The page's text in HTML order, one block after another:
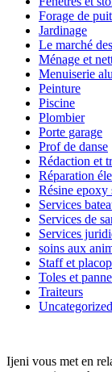
Forage de
Jardinage
Le marché
Ménage et
Menuiserie
Peinture
Piscine
Plombier
Porte garage
Prof de danse
Rédaction et
Réparation
Résine epoxy
Services
Services de
Services
soins aux
Staff et
Toles et
Traiteurs
Uncategorized
Ijeni vous met en